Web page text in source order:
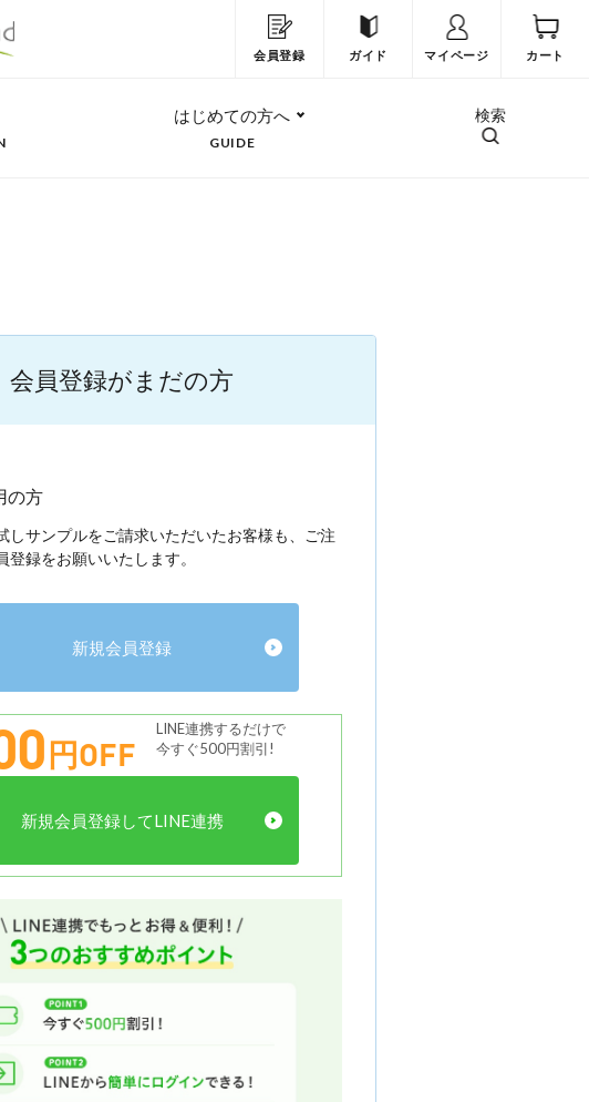
会員登録
ガイド マイページ カート
はじめての方へ
GUIDE
検索
会員登録がまだの方
の方
しサンプルをご請求いただいたお客様も、ご注
登録をお願いいたします。
新規会員登録
円OFF
LINE連携するだけで
今すぐ500円割引!
新規会員登録してLINE連携